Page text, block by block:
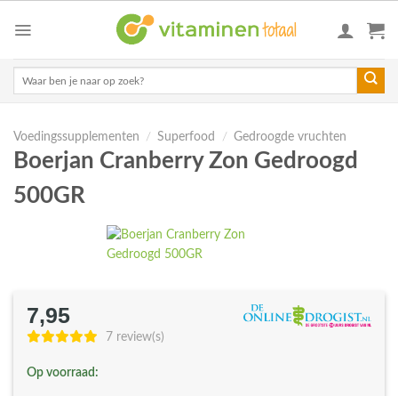
Voedingssupplementen / Superfood / Gedroogde vruchten
Boerjan Cranberry Zon Gedroogd
500GR
7,95
7 review(s)
Op voorraad: